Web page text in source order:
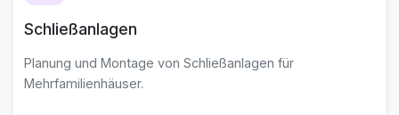
Schließanlagen
Planung und Montage von Schließanlagen für
Mehrfamilienhäuser.